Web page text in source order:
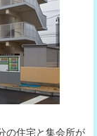
住宅と集会所が